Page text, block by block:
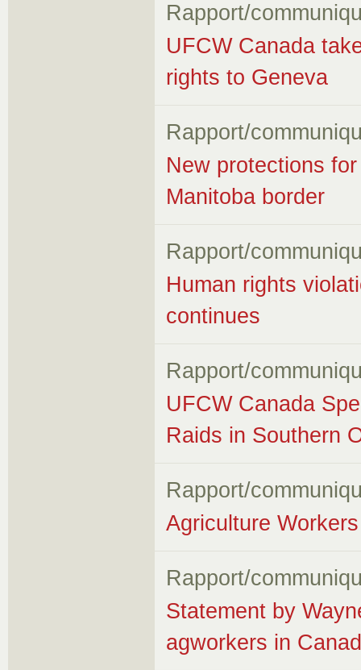
Rapport/
UFCW Canada
rights to Geneva
Rapport/
New protections
Manitoba border
Rapport/
Human rights
continues
Rapport/
UFCW Canada
Raids in Southern
Rapport/
Agriculture
Rapport/
Statement by
agworkers in